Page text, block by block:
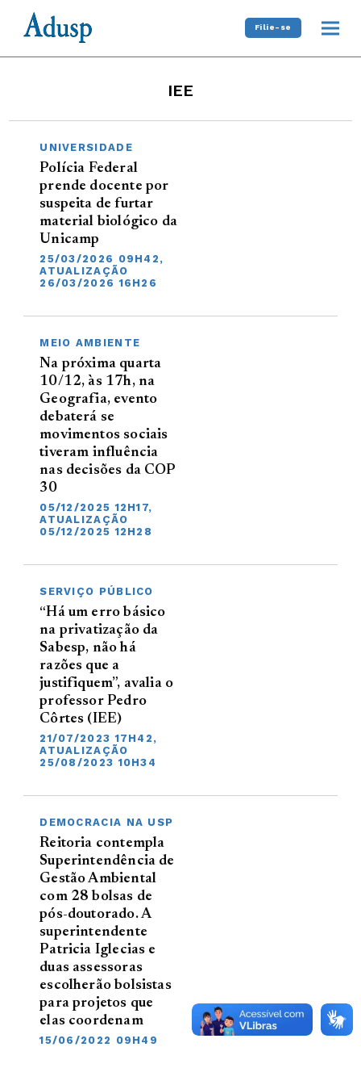
Filie-se
IEE
UNIVERSIDADE
Polícia Federal
prende docente por
suspeita de furtar
material biológico da
Unicamp
25/03/2026 09H42,
ATUALIZAÇÃO
26/03/2026 16H26
MEIO AMBIENTE
Na próxima quarta
10/12, às 17h, na
Geografia, evento
debaterá se
movimentos sociais
tiveram influência
nas decisões da COP
30
05/12/2025 12H17,
ATUALIZAÇÃO
05/12/2025 12H28
SERVIÇO PÚBLICO
“Há um erro básico
na privatização da
Sabesp, não há
razões que a
justifiquem”, avalia o
professor Pedro
Côrtes (IEE)
21/07/2023 17H42,
ATUALIZAÇÃO
25/08/2023 10H34
DEMOCRACIA NA USP
Reitoria contempla
Superintendência de
Gestão Ambiental
com 28 bolsas de
pós-doutorado. A
superintendente
Patricia Iglecias e
duas assessoras
escolherão bolsistas
para projetos que
elas coordenam
15/06/2022 09H49